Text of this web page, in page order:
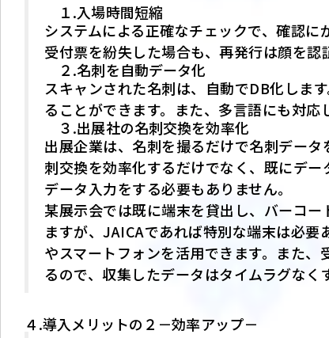
１.入場時間短縮
システムによる正確なチェックで、確認
受付票を紛失した場合も、再発行は顔を
２.名刺を自動データ化
スキャンされた名刺は、自動でDB化しま
ることができます。また、多言語にも対
３.出展社の名刺交換を効率化
出展企業は、名刺を撮るだけで名刺デー
刺交換を効率化するだけでなく、既にデ
データ入力をする必要もありません。
某展示会では既に端末を貸出し、バーコ
ますが、JAICAであれば特別な端末は必要
やスマートフォンを活用できます。また、
るので、収集したデータはタイムラグなく
４.導入メリットの２－効率アップ－